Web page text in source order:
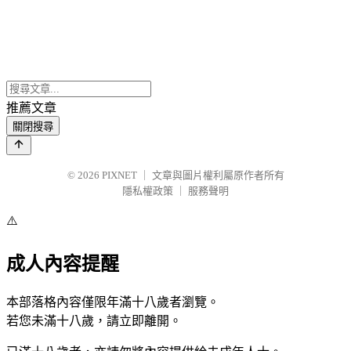
推薦文章
關閉搜尋
© 2026 PIXNET
文章與圖片權利屬原作者所有
隱私權政策
服務聲明
⚠️
成人內容提醒
本部落格內容僅限年滿十八歲者瀏覽。
若您未滿十八歲，請立即離開。